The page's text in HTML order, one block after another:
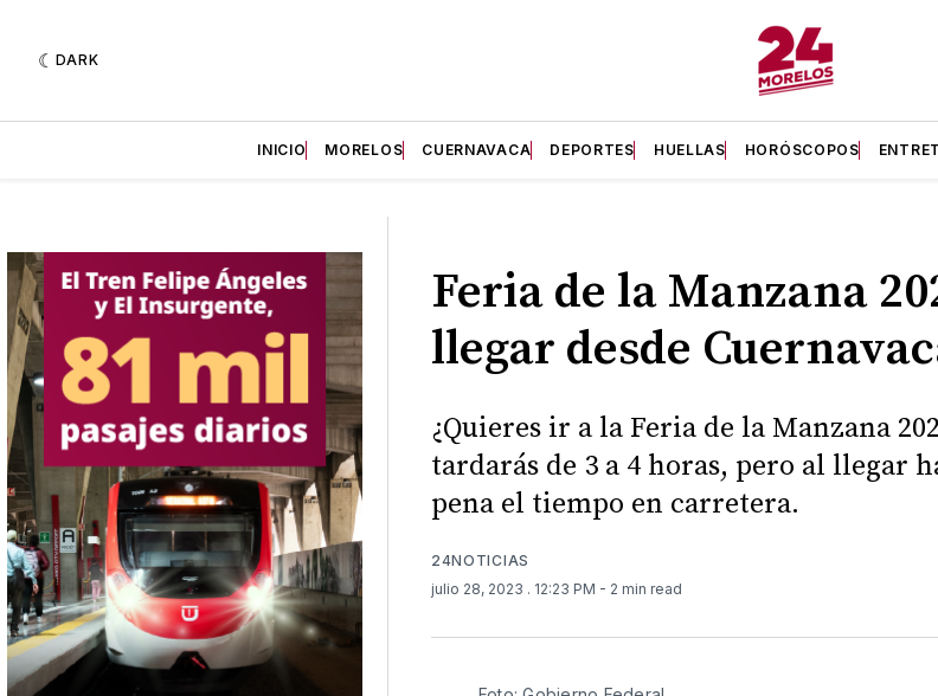
DARK
INICIO MORELOS CUERNAVACA DEPORTES HUELLAS HORÓSCOPOS
Feria de la Manzana
llegar desde
¿Quieres ir a la Feria de la Manzana
tardarás de 3 a 4 horas, pero al llegar
pena el tiempo en carretera.
24NOTICIAS
julio 28, 2023 . 12:23 PM - 2 min read